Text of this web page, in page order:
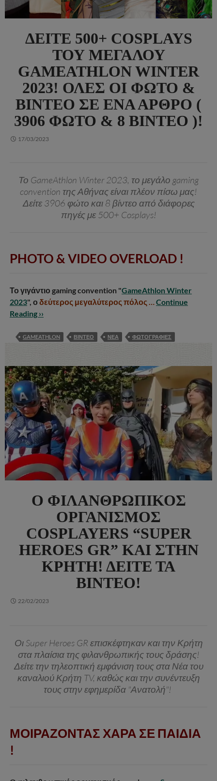
ΔΕΊΤΕ 500+ COSPLAYS
ΤΟΥ ΜΕΓΆΛΟΥ
GAMEATHLON WINTER
2023! ΌΛΕΣ ΟΙ ΦΏΤΟ &
ΒΊΝΤΕΟ ΣΕ ΈΝΑ ΆΡΘΡΟ (
3906 ΦΏΤΟ & 8 ΒΊΝΤΕΟ )!
17/03/2023
Το GameAthlon Winter 2023, το μεγάλο gaming
convention της Αθήνας είναι πλέον πίσω μας!
Δείτε 3906 φώτο και 8 βίντεο από διάφορες
πηγές με 500+ Cosplays!
PHOTO & VIDEO OVERLOAD !
Το γιγάντιο gaming convention "GameAthlon Winter
2023", ο δεύτερος μεγαλύτερος πόλος … Continue
Reading ››
GAMEATHLON ΒΙΝΤΕΟ ΝΕΑ ΦΩΤΟΓΡΑΦΙΕΣ
Ο ΦΙΛΑΝΘΡΩΠΙΚΌΣ
ΟΡΓΑΝΙΣΜΌΣ
COSPLAYERS “SUPER
HEROES GR” ΚΑΙ ΣΤΗΝ
ΚΡΉΤΗ! ΔΕΊΤΕ ΤΑ
ΒΊΝΤΕΟ!
22/02/2023
Οι Super Heroes GR επισκέφτηκαν και την Κρήτη
στα πλαίσια της φιλανθρωπικής τους δράσης!
Δείτε την τηλεοπτική εμφάνιση τους στα Νέα του
καναλιού Κρήτη TV, καθώς και την συνέντευξη
τους στην εφημερίδα "Ανατολή"!
ΜΟΙΡΑΖΟΝΤΑΣ ΧΑΡΑ ΣΕ ΠΑΙΔΙΑ
!